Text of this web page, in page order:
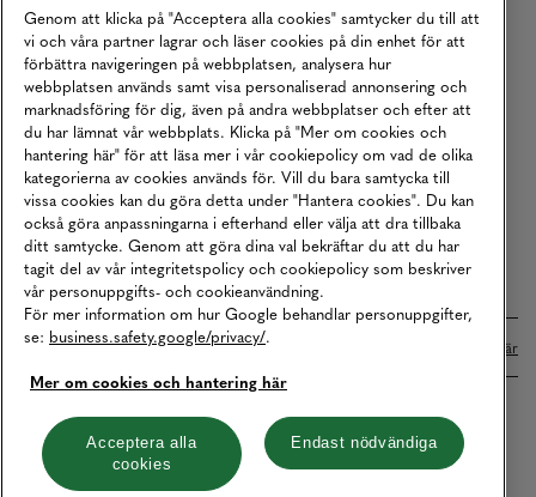
Köpvillkor
Karriär
Vårt Ansvar
Våra Tjänster
Press
Studentrabatt
B2B
Tillgänglighetsredogörelse
Betalningar online sköts i samarbete med Klarna. Läs mer här
Cookies Integritetspolicy
Hantera cookies
Genom att klicka på "Acceptera alla cookies" samtycker du till att
vi och våra partner lagrar och läser cookies på din enhet för att
förbättra navigeringen på webbplatsen, analysera hur
webbplatsen används samt visa personaliserad annonsering och
marknadsföring för dig, även på andra webbplatser och efter att
du har lämnat vår webbplats. Klicka på "Mer om cookies och
hantering här" för att läsa mer i vår cookiepolicy om vad de olika
kategorierna av cookies används för. Vill du bara samtycka till
vissa cookies kan du göra detta under "Hantera cookies". Du kan
också göra anpassningarna i efterhand eller välja att dra tillbaka
ditt samtycke. Genom att göra dina val bekräftar du att du har
tagit del av vår integritetspolicy och cookiepolicy som beskriver
vår personuppgifts- och cookieanvändning.
För mer information om hur Google behandlar personuppgifter,
se: business.safety.google/privacy/.
Mer om cookies och hantering här
Acceptera alla
cookies
Endast nödvändiga